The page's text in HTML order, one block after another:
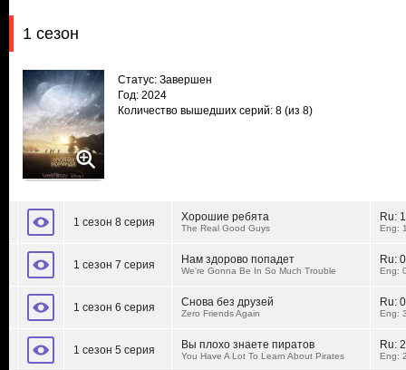
1 сезон
Статус: Завершен
Год: 2024
Количество вышедших серий: 8 (из 8)
1 сезон 8 серия Хорошие ребята
The Real Good Guys
Ru:
Eng:
1 сезон 7 серия Нам здорово попадет
We're Gonna Be In So Much Trouble
Ru:
Eng:
1 сезон 6 серия Снова без друзей
Zero Friends Again
Ru:
Eng:
1 сезон 5 серия Вы плохо знаете пиратов
You Have A Lot To Learn About Pirates
Ru:
Eng: